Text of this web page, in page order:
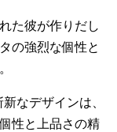
た彼が作りだし
の強烈な個性と
なデザインは、
性と上品さの精